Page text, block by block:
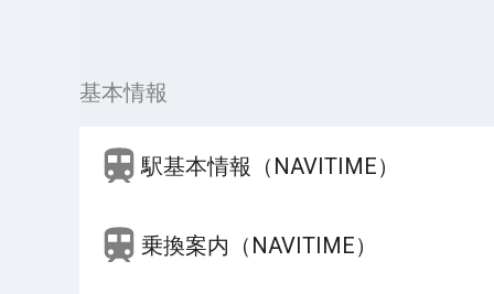
基本情報
駅基本情報（NAVITIME）
乗換案内（NAVITIME）